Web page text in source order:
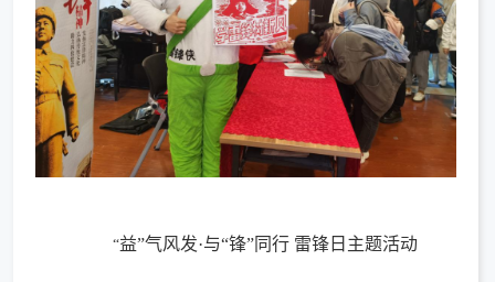
“益”气风发·与“锋”同行 雷锋日主题活动